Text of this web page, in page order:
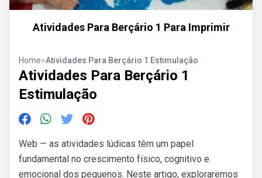
Atividades Para Berçário 1 Para Imprimir
Home>Atividades Para Berçário 1 Estimulação
Atividades Para Berçário 1
Estimulação
Web — as atividades lúdicas têm um papel
fundamental no crescimento físico, cognitivo e
emocional dos pequenos. Neste artigo, exploraremos